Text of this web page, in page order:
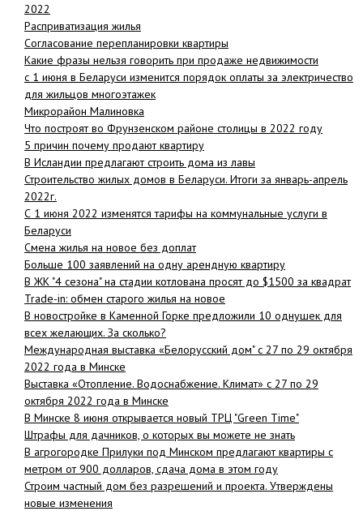
2022
Расприватизация жилья
Согласование перепланировки квартиры
Какие фразы нельзя говорить при продаже недвижимости
с 1 июня в Беларуси изменится порядок оплаты за электричество
для жильцов многоэтажек
Микрорайон Малиновка
Что построят во Фрунзенском районе столицы в 2022 году
5 причин почему продают квартиру
В Исландии предлагают строить дома из лавы
Строительство жилых домов в Беларуси. Итоги за январь-апрель
2022г.
С 1 июня 2022 изменятся тарифы на коммунальные услуги в
Беларуси
Смена жилья на новое без доплат
Больше 100 заявлений на одну арендную квартиру
В ЖК "4 сезона" на стадии котлована просят до $1500 за квадрат
Trade-in: обмен старого жилья на новое
В новостройке в Каменной Горке предложили 10 однушек для
всех желающих. За сколько?
Международная выставка «Белорусский дом" с 27 по 29 октября
2022 года в Минске
Выставка «Отопление. Водоснабжение. Климат» с 27 по 29
октября 2022 года в Минске
В Минске 8 июня открывается новый ТРЦ "Green Time"
Штрафы для дачников, о которых вы можете не знать
В агрогородке Прилуки под Минском предлагают квартиры с
метром от 900 долларов, сдача дома в этом году
Строим частный дом без разрешений и проекта. Утверждены
новые изменения